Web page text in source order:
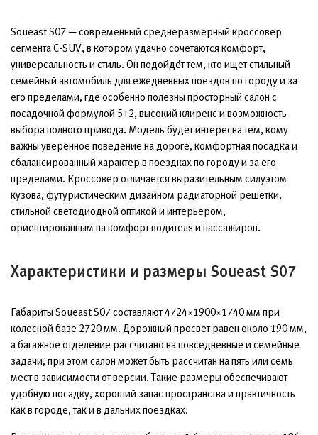
Soueast S07 — современный среднеразмерный кроссовер
сегмента C-SUV, в котором удачно сочетаются комфорт,
универсальность и стиль. Он подойдёт тем, кто ищет стильный
семейный автомобиль для ежедневных поездок по городу и за
его пределами, где особенно полезны просторный салон с
посадочной формулой 5+2, высокий клиренс и возможность
выбора полного привода. Модель будет интересна тем, кому
важны уверенное поведение на дороге, комфортная посадка и
сбалансированный характер в поездках по городу и за его
пределами. Кроссовер отличается выразительным силуэтом
кузова, футуристическим дизайном радиаторной решётки,
стильной светодиодной оптикой и интерьером,
ориентированным на комфорт водителя и пассажиров.
Характеристики и размеры Soueast S07
Габариты Soueast S07 составляют 4724×1900×1740 мм при
колесной базе 2720 мм. Дорожный просвет равен около 190 мм,
а багажное отделение рассчитано на повседневные и семейные
задачи, при этом салон может быть рассчитан на пять или семь
мест в зависимости от версии. Такие размеры обеспечивают
удобную посадку, хороший запас пространства и практичность
как в городе, так и в дальних поездках.